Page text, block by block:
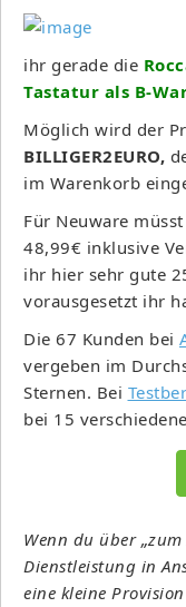
ihr gerade die
Tastatur als B-
Möglich wird der
BILLIGER2EURO,
im Warenkorb
Für Neuware
48,99€ inklusive
ihr hier sehr gute
vorausgesetzt ihr
Die 67 Kunden bei
vergeben im
Sternen. Bei
bei 15
Wenn du über
Dienstleistung in
eine kleine